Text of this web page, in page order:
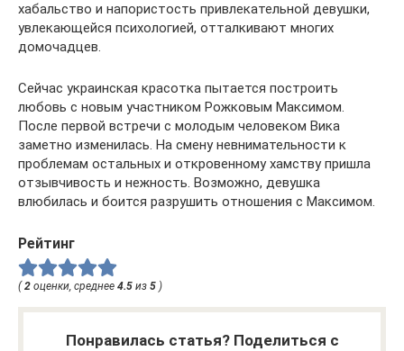
хабальство и напористость привлекательной девушки,
увлекающейся психологией, отталкивают многих
домочадцев.
Сейчас украинская красотка пытается построить
любовь с новым участником Рожковым Максимом.
После первой встречи с молодым человеком Вика
заметно изменилась. На смену невнимательности к
проблемам остальных и откровенному хамству пришла
отзывчивость и нежность. Возможно, девушка
влюбилась и боится разрушить отношения с Максимом.
Рейтинг
( 2 оценки, среднее 4.5 из 5 )
Понравилась статья? Поделиться с